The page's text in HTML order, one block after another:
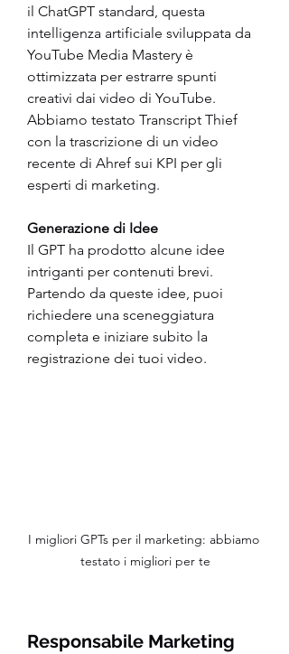
il ChatGPT standard, questa
intelligenza artificiale sviluppata da
YouTube Media Mastery è
ottimizzata per estrarre spunti
creativi dai video di YouTube.
Abbiamo testato Transcript Thief
con la trascrizione di un video
recente di Ahref sui KPI per gli
esperti di marketing.
Generazione di Idee
Il GPT ha prodotto alcune idee
intriganti per contenuti brevi.
Partendo da queste idee, puoi
richiedere una sceneggiatura
completa e iniziare subito la
registrazione dei tuoi video.
I migliori GPTs per il marketing: abbiamo
testato i migliori per te
Responsabile Marketing